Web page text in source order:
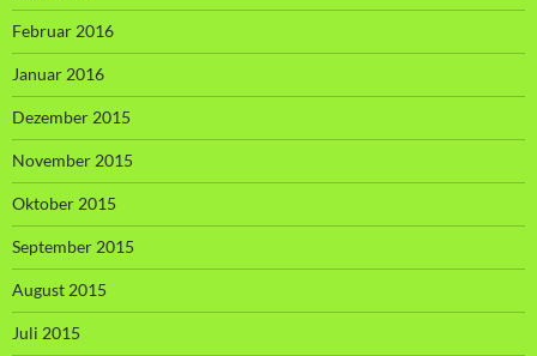
Februar 2016
Januar 2016
Dezember 2015
November 2015
Oktober 2015
September 2015
August 2015
Juli 2015